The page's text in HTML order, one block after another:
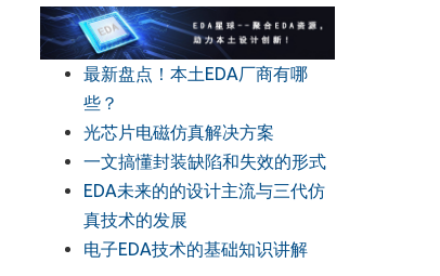
最新盘点！本土EDA厂商有哪
些？
光芯片电磁仿真解决方案
一文搞懂封装缺陷和失效的形式
EDA未来的的设计主流与三代仿
真技术的发展
电子EDA技术的基础知识讲解